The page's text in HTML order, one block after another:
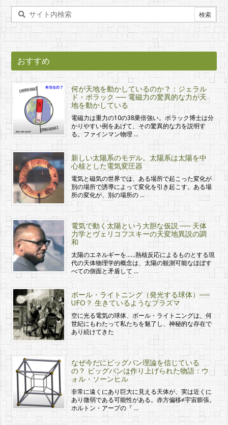
おすすめ
何が天地を動かしているのか？：ジェラル
ド・ポラック ── 電磁力の驚異的な力が天
地を動かしている
電磁力は重力の10の38乗倍強い。ポラック博士は分
かりやすい例をあげて、その驚異的な力を説明す
る。ファインマン物理 …
新しい太陽系のモデル。太陽系は太陽を中
心核とした電気変圧器
電気と磁気の世界では、ある場所で起こった変化が
別の場所で誘導によって変化を引き起こす。ある場
所の変化が、別の場所の …
電気で動く太陽という大胆な仮説 ── 天体
力学とヴェリコフスキーの天変地異説の調
和
太陽のエネルギーを……熱核反応によるものとする現
代の天体物理学的概念は、太陽の観測可能なほぼす
べての側面と矛盾して …
ボール・ライトニング（発光する球体）──
UFO？ 生きているようなプラズマ
空に光る電気の球体、ボール・ライトニングは、何
世紀にもわたって私たちを魅了し、神秘的な存在で
あり続けてきた
なぜ今だにビッグバン理論を信じている
の？ ビッグバンは作り上げられた物語：ウ
ォル・ソーンヒル
非常に遠くにあり巨大に見える天体が、実は近くに
あり微弱である可能性がある。赤方偏移≠宇宙膨張。
ホルトン・アープの『 …